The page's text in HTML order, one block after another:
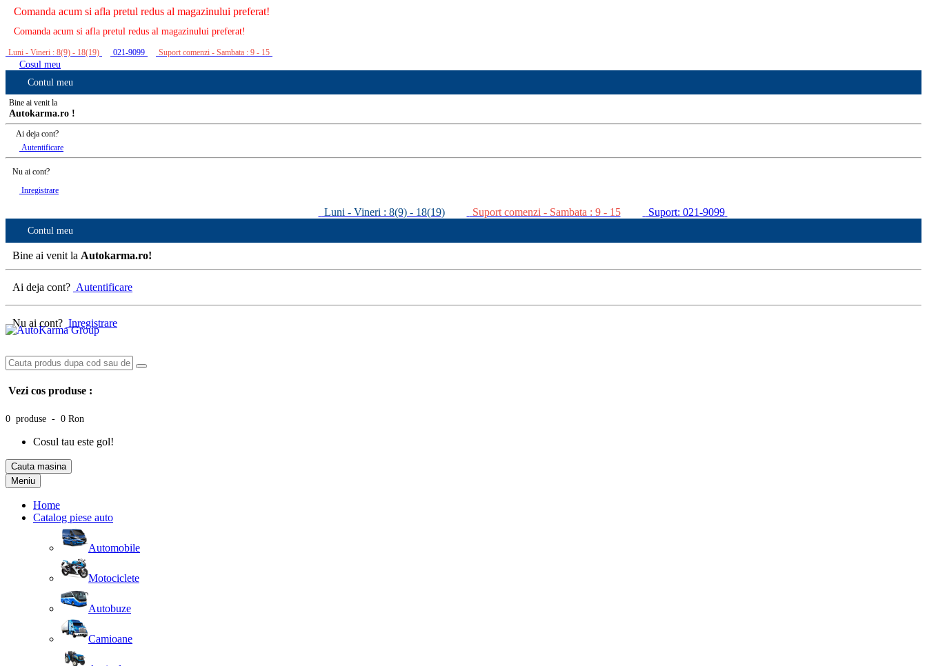
Comanda acum si afla pretul redus al magazinului preferat!
Comanda acum si afla pretul redus al magazinului preferat!
Luni - Vineri : 8(9) - 18(19) 021-9099 Suport comenzi - Sambata : 9 - 15
Cosul meu
Contul meu
Bine ai venit la
Autokarma.ro !
Ai deja cont?
Autentificare
Nu ai cont?
Inregistrare
Luni - Vineri : 8(9) - 18(19) Suport comenzi - Sambata : 9 - 15 Suport: 021-9099
Contul meu
Bine ai venit la Autokarma.ro!
Ai deja cont? Autentificare
Nu ai cont? Inregistrare
Vezi cos produse :
0 produse - 0 Ron
Cosul tau este gol!
Cauta masina
Meniu
Home
Catalog piese auto
Automobile
Motociclete
Autobuze
Camioane